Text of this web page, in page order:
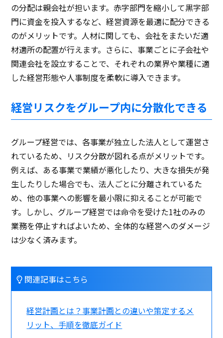
の分配は親会社が担います。赤字部門を縮小して黒字部
門に資金を投入するなど、経営資源を最適に配分できる
のがメリットです。人材に関しても、会社をまたいだ適
材適所の配置が行えます。さらに、事業ごとに子会社や
関連会社を設立することで、それぞれの業界や業種に適
した経営形態や人事制度を柔軟に導入できます。
経営リスクをグループ内に分散化できる
グループ経営では、各事業が独立した法人として運営さ
れているため、リスク分散が図れる点がメリットです。
例えば、ある事業で業績が悪化したり、大きな損失が発
生したりした場合でも、法人ごとに分離されているた
め、他の事業への影響を最小限に抑えることが可能で
す。しかし、グループ経営では命令を受けた1社のみの
業務を停止すればよいため、全体的な経営へのダメージ
は少なく済みます。
関連記事はこちら
経営計画とは？事業計画との違いや策定するメ
リット、手順を徹底ガイド